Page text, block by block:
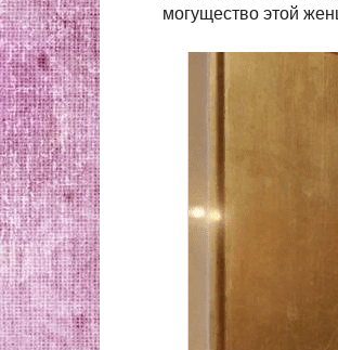
могущество этой